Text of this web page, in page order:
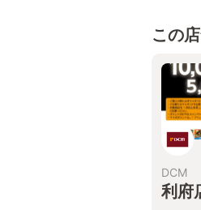
この
DCM
利府